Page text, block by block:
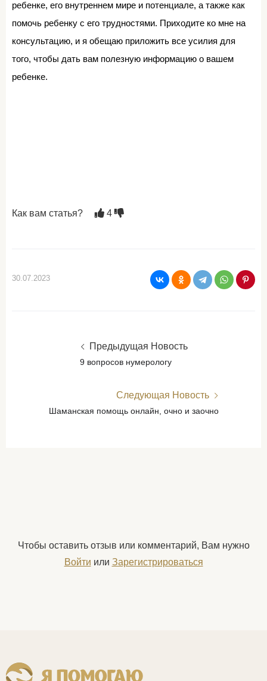
ребенке, его внутреннем мире и потенциале, а также как
помочь ребенку с его трудностями. Приходите ко мне на
консультацию, и я обещаю приложить все усилия для
того, чтобы дать вам полезную информацию о вашем
ребенке.
Как вам статья? 4
30.07.2023
Предыдущая Новость
9 вопросов нумерологу
Следующая Новость
Шаманская помощь онлайн, очно и заочно
Чтобы оставить отзыв или комментарий, Вам нужно
Войти или Зарегистрироваться